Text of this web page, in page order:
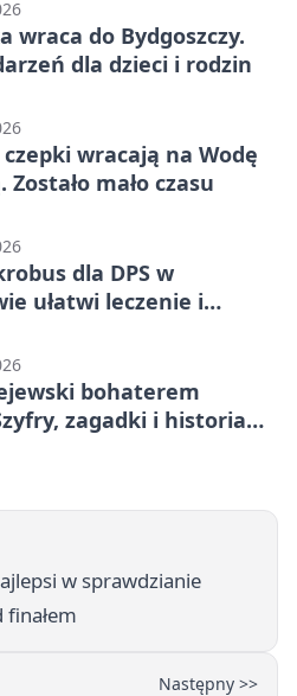
wraca do Bydgoszczy.
dla dzieci i rodzin
wracają na Wodę
Zostało mało czasu
dla DPS w
ułatwi leczenie i
bohaterem
zagadki i historia
w sprawdzianie
Następny >>